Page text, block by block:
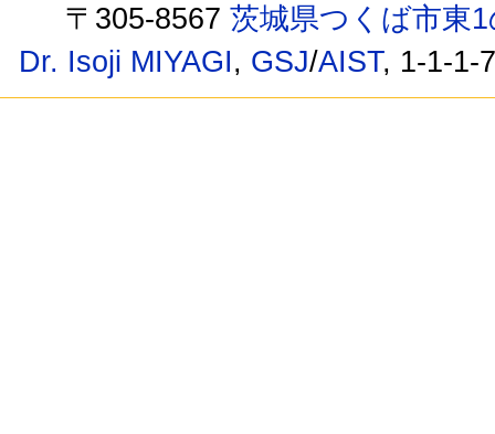
〒305-8567茨城県つくば市東
Dr. Isoji MIYAGI, GSJ/AIST, 1-1-1-